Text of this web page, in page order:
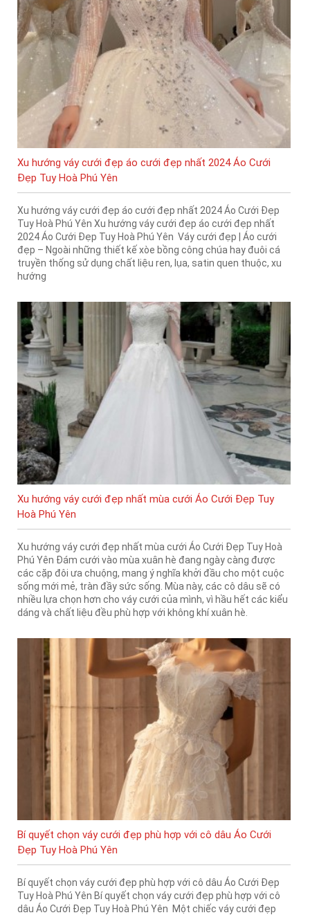
Xu hướng váy cưới đẹp áo cưới đẹp nhất 2024 Áo Cưới
Đẹp Tuy Hoà Phú Yên
Xu hướng váy cưới đẹp áo cưới đẹp nhất 2024 Áo Cưới Đẹp
Tuy Hoà Phú Yên Xu hướng váy cưới đẹp áo cưới đẹp nhất
2024 Áo Cưới Đẹp Tuy Hoà Phú Yên Váy cưới đẹp | Áo cưới
đẹp – Ngoài những thiết kế xòe bồng công chúa hay đuôi cá
truyền thống sử dụng chất liệu ren, lụa, satin quen thuộc, xu
hướng
Xu hướng váy cưới đẹp nhất mùa cưới Áo Cưới Đẹp Tuy
Hoà Phú Yên
Xu hướng váy cưới đẹp nhất mùa cưới Áo Cưới Đẹp Tuy Hoà
Phú Yên Đám cưới vào mùa xuân hè đang ngày càng được
các cặp đôi ưa chuộng, mang ý nghĩa khởi đầu cho một cuộc
sống mới mẻ, tràn đầy sức sống. Mùa này, các cô dâu sẽ có
nhiều lựa chọn hơn cho váy cưới của mình, vì hầu hết các kiểu
dáng và chất liệu đều phù hợp với không khí xuân hè.
Bí quyết chọn váy cưới đẹp phù hợp với cô dâu Áo Cưới
Đẹp Tuy Hoà Phú Yên
Bí quyết chọn váy cưới đẹp phù hợp với cô dâu Áo Cưới Đẹp
Tuy Hoà Phú Yên Bí quyết chọn váy cưới đẹp phù hợp với cô
dâu Áo Cưới Đẹp Tuy Hoà Phú Yên Một chiếc váy cưới đẹp